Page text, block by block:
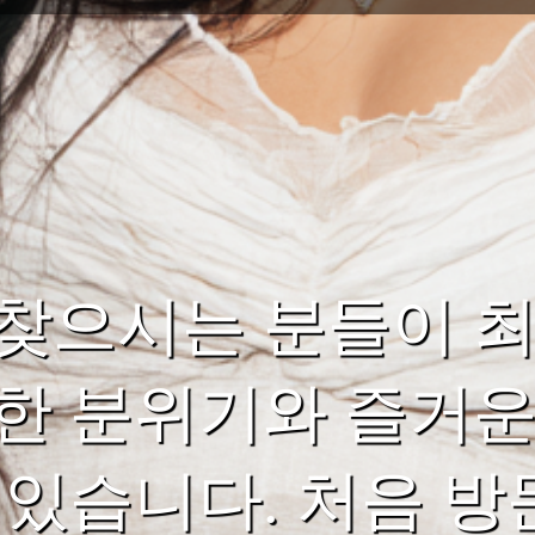
으시는 분들이
분위기와 즐거
습니다. 처음 방